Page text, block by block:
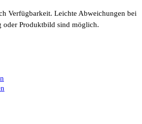
Verfügbarkeit. Leichte Abweichungen bei
oder Produktbild sind möglich.